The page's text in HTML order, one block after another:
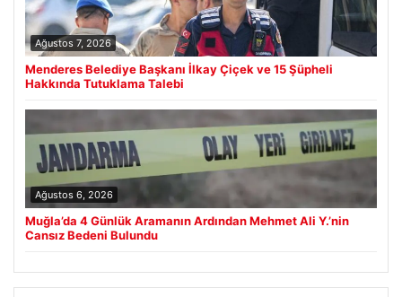
Ağustos 7, 2026
Menderes Belediye Başkanı İlkay Çiçek ve 15 Şüpheli
Hakkında Tutuklama Talebi
Ağustos 6, 2026
Muğla’da 4 Günlük Aramanın Ardından Mehmet Ali Y.’nin
Cansız Bedeni Bulundu